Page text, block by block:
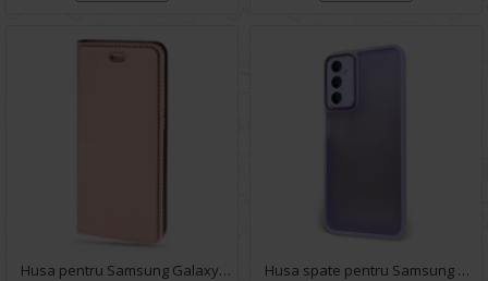
Husa pentru Samsung Galaxy A14 - Carte X-Power Rose Husa spate pentru Samsung Galaxy A14- Catwalk Case Mov